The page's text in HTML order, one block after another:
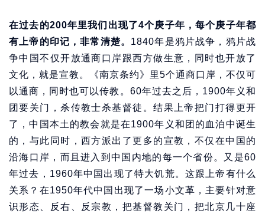
在过去的200年里我们出现了4个庚子年，每个庚子年都
有上帝的印记，非常清楚。 1840年是鸦片战争，鸦片战
争中国不仅开放通商口岸跟西方做生意，同时也开放了
文化，就是宣教。《南京条约》里5个通商口岸，不仅可
以通商，同时也可以传教。60年过去之后，1900年义和
团要关门，杀传教士杀基督徒。结果上帝把门打得更开
了，中国本土的教会就是在1900年义和团的血泊中诞生
的，与此同时，西方派出了更多的宣教，不仅在中国的
沿海口岸，而且进入到中国内地的每一个省份。又是60
年过去，1960年中国出现了特大饥荒。这跟上帝有什么
关系？在1950年代中国出现了一场小文革，主要针对意
识形态、反右、反宗教，把基督教关门，把北京几十座